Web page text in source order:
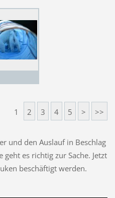
1 2 3 4 5 > >>
und den Auslauf in Beschlag
es richtig zur Sache. Jetzt
beschäftigt werden.